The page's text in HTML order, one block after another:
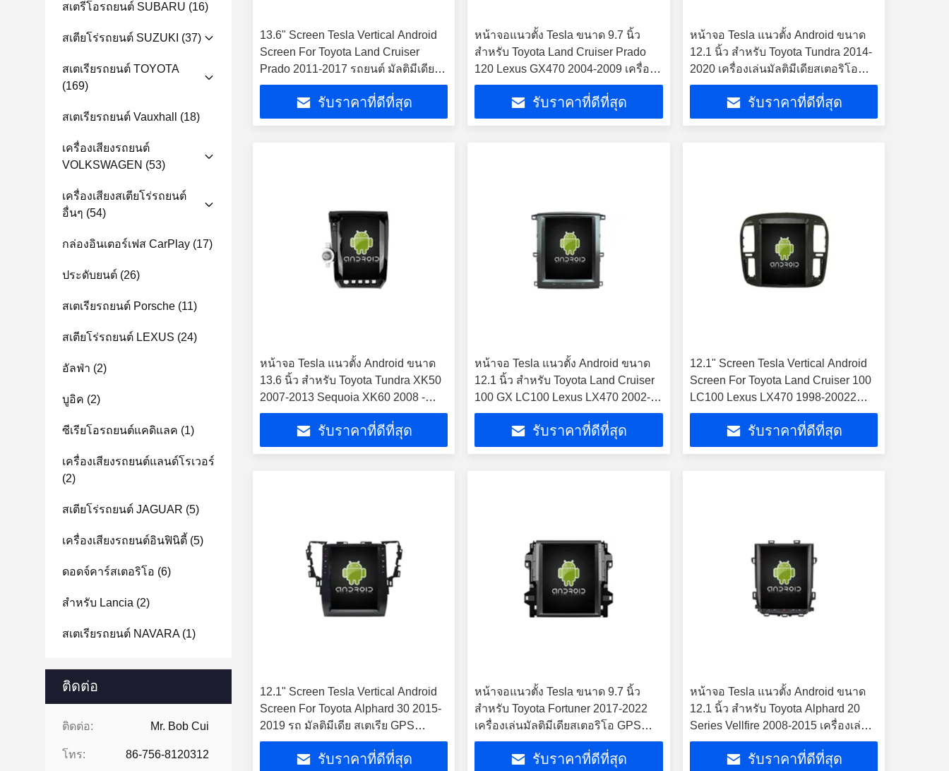
สเตรีโอรถยนต์ SUBARU (16)
สเตียโร่รถยนต์ SUZUKI (37)
สเตเรียรถยนต์ TOYOTA
(169)
สเตเรียรถยนต์ Vauxhall (18)
เครื่องเสียงรถยนต์
VOLKSWAGEN (53)
เครื่องเสียงสเตียโร่รถยนต์
อื่นๆ (54)
กล่องอินเตอร์เฟส CarPlay (17)
ประดับยนต์ (26)
สเตเรียรถยนต์ Porsche (11)
สเตียโร่รถยนต์ LEXUS (24)
อัลฟ่า (2)
บูอิค (2)
ซีเรียโอรถยนต์แคดิแลค (1)
เครื่องเสียงรถยนต์แลนด์โรเวอร์
(2)
สเตียโร่รถยนต์ JAGUAR (5)
เครื่องเสียงรถยนต์อินฟินิตี้ (5)
ดอดจ์คาร์สเตอริโอ (6)
สําหรับ Lancia (2)
สเตเรียรถยนต์ NAVARA(1)
ติดต่อ
ติดต่อ: Mr. Bob Cui
โทร: 86-756-8120312
13.6" Screen Tesla Vertical Android
Screen For Toyota Land Cruiser
Prado 2011-2017 รถยนต์ มัลติมีเดีย ส
เตียโร GPS Carplay Player
รับราคาที่ดีที่สุด
หน้าจอแนวตั้ง Tesla ขนาด 9.7 นิ้ว
สำหรับ Toyota Land Cruiser Prado
120 Lexus GX470 2004-2009 เครื่อง
เล่นมัลติมีเดียสเตอริโอ GPS Carplay
รับราคาที่ดีที่สุด
หน้าจอ Tesla แนวตั้ง Android ขนาด
12.1 นิ้ว สำหรับ Toyota Tundra 2014-
2020 เครื่องเล่นมัลติมีเดียสเตอริโอ
GPS Carplay
รับราคาที่ดีที่สุด
หน้าจอ Tesla แนวตั้ง Android ขนาด
13.6 นิ้ว สำหรับ Toyota Tundra XK50
2007-2013 Sequoia XK60 2008 -
2017 เครื่องเล่นมัลติมีเดียสเตอริโอ
GPS Carplayรับราคาที่ดีที่สุด
หน้าจอ Tesla แนวตั้ง Android ขนาด
12.1 นิ้ว สำหรับ Toyota Land Cruiser
100 GX LC100 Lexus LX470 2002-
2007 เครื่องเล่นมัลติมีเดียในรถยนต์
สเตอริโอ GPS Carplay
รับราคาที่ดีที่สุด
12.1" Screen Tesla Vertical Android
Screen For Toyota Land Cruiser 100
LC100 Lexus LX470 1998-20022
เครื่องพิมพ์รถยนต์ มัลติมีเดีย สเตเรีย
GPS Carplay Playerรับราคาที่ดีที่สุด
12.1" Screen Tesla Vertical Android
Screen For Toyota Alphard 30 2015-
2019 รถ มัลติมีเดีย สเตเรีย GPS
Carplay Player
รับราคาที่ดีที่สุด
หน้าจอแนวตั้ง Tesla ขนาด 9.7 นิ้ว
สำหรับ Toyota Fortuner 2017-2022
เครื่องเล่นมัลติมีเดียสเตอริโอ GPS
Carplay
รับราคาที่ดีที่สุด
หน้าจอ Tesla แนวตั้ง Android ขนาด
12.1 นิ้ว สำหรับ Toyota Alphard 20
Series Vellfire 2008-2015 เครื่องเล่น
มัลติมีเดียสเตอริโอ GPS Carplay
รับราคาที่ดีที่สุด